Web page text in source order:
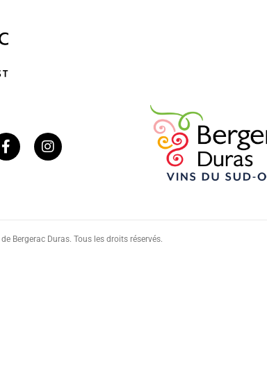
Bergerac Duras. Tous les droits réservés.